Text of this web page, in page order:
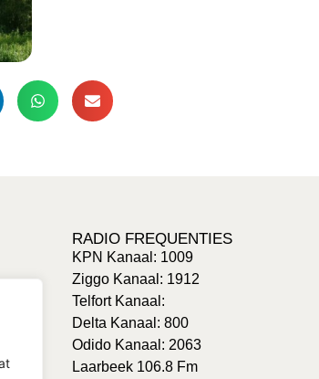
RADIO FREQUENTIES
KPN Kanaal: 1009
Ziggo Kanaal: 1912
Telfort Kanaal:
Delta Kanaal: 800
Odido Kanaal: 2063
Laarbeek 106.8 Fm